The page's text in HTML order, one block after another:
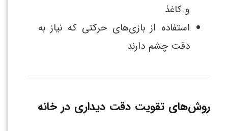
و کاغذ
استفاده از بازی‌های حرکتی که نیاز به
دقت چشم دارند
روش‌های تقویت دقت دیداری در خانه